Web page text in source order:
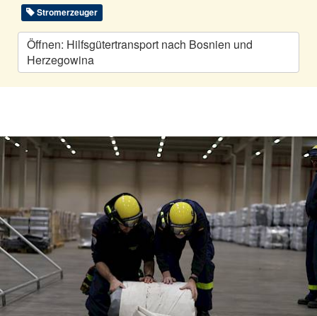
Stromerzeuger
Öffnen: Hilfsgütertransport nach Bosnien und
Herzegowina